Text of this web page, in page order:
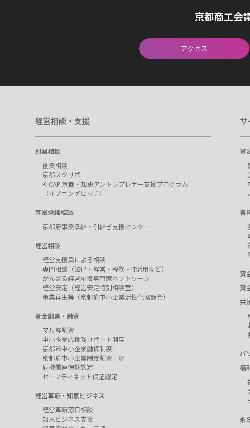
京都商工会
アクセス
経営相談・支援
創業相談
創業相談
京都スタサポ
K-CAP 京都・知恵アントレプレナー支援プログラム
（イブニングピッチ）
事業承継相談
京都府事業承継・引継ぎ支援センター
経営相談
経営支援員による相談
専門相談（法律・経営・税務・IT活用など）
がんばる経営応援専門家ネットワーク
経営安定（経営安定特別相談室）
事業再生等（京都府中小企業活性化協議会）
資金調達・融資
マル経融資
中小企業応援隊サポート制度
京都市中小企業融資制度
京都府中小企業制度融資一覧
危機関連保証認定
セーフティネット保証認定
経営革新・知恵ビジネス
経営革新窓口相談
知恵ビジネス支援
サ
貿
各
貸
貸
共
パ
福
永